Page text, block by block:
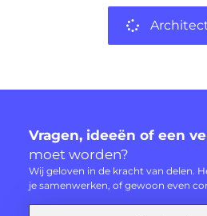
Vragen, ideeën of een
moet worden?
Wij geloven in de kracht van delen.
je samenwerken, of gewoon even